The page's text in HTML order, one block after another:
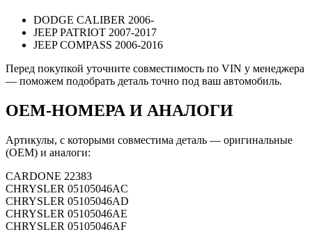
DODGE CALIBER 2006-
JEEP PATRIOT 2007-2017
JEEP COMPASS 2006-2016
Перед покупкой уточните совместимость по VIN у менеджера
— поможем подобрать деталь точно под ваш автомобиль.
OEM-НОМЕРА И АНАЛОГИ
Артикулы, с которыми совместима деталь — оригинальные
(OEM) и аналоги:
CARDONE 22383
CHRYSLER 05105046AC
CHRYSLER 05105046AD
CHRYSLER 05105046AE
CHRYSLER 05105046AF